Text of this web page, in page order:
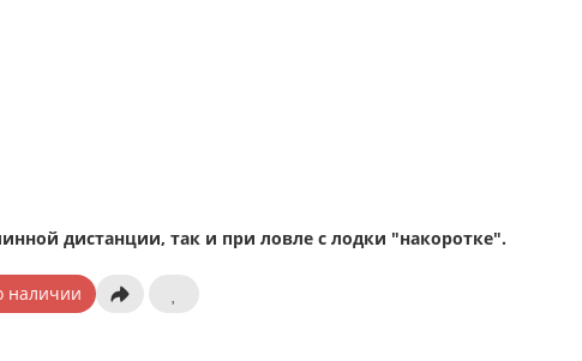
дистанции, так и при ловле с лодки "накоротке".
наличии